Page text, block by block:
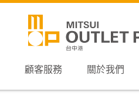
顧客服務 關於我們